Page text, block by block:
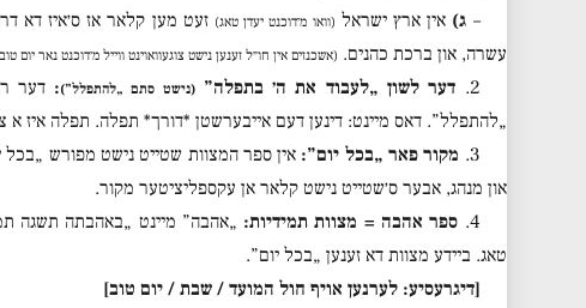
– ג) אין ארץ ישראל (וואו מ׳דוכנט יעדן טאג) זעט מען קלאר אז ס׳איז דא
עשרה, און ברכת כהנים. (אשכנזים אין חו״ל זענען נישט צוגעוואוינט ווייל מ׳דוכנט נאר יום
2. דער לשון „לעבוד את ה׳ בתפלה”(נישט סתם „להתפלל”): דער
„להתפלל”. דאס מיינט: דינען דעם אייבערשטן *דורך* תפלה. תפלה איז א
3. מקור פאר „בכל יום”: אין ספר המצוות שטייט נישט מפורש
און מנהג, אבער ס׳שטייט נישט קלאר אן עקספליציטער מקור.
4. ספר אהבה = מצוות תמידיות: „אהבה” מיינט „באהבתה תשגה
טאג. ביידע מצוות דא זענען „בכל יום”.
[דיגרעסיע: לערנען אויף חול המועד / שבת / יום טוב]